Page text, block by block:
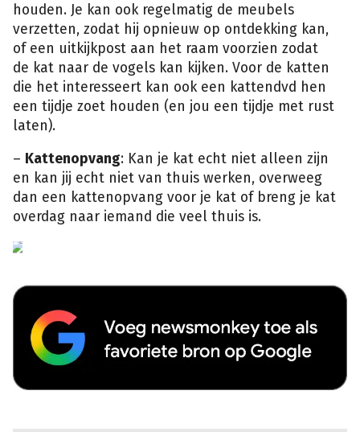
houden. Je kan ook regelmatig de meubels
verzetten, zodat hij opnieuw op ontdekking kan,
of een uitkijkpost aan het raam voorzien zodat
de kat naar de vogels kan kijken. Voor de katten
die het interesseert kan ook een kattendvd hen
een tijdje zoet houden (en jou een tijdje met rust
laten).
– Kattenopvang: Kan je kat echt niet alleen zijn
en kan jij echt niet van thuis werken, overweeg
dan een kattenopvang voor je kat of breng je kat
overdag naar iemand die veel thuis is.
Shutterstock